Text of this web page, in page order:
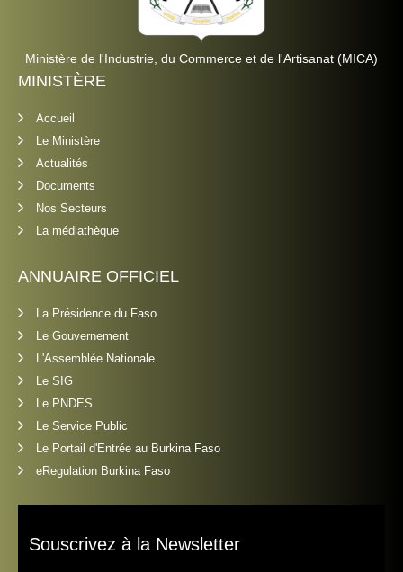
Ministère de l'Industrie, du Commerce et de l'Artisanat (MICA)
MINISTÈRE
Accueil
Le Ministère
Actualités
Documents
Nos Secteurs
La médiathèque
ANNUAIRE OFFICIEL
La Présidence du Faso
Le Gouvernement
L'Assemblée Nationale
Le SIG
Le PNDES
Le Service Public
Le Portail d'Entrée au Burkina Faso
eRegulation Burkina Faso
Souscrivez à la Newsletter